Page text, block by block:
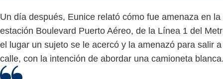
Un día después, Eunice relató cómo fue amenaza en la
estación Boulevard Puerto Aéreo, de la Línea 1 del
el lugar un sujeto se le acercó y la amenazó para salir
calle, con la intención de abordar una camioneta